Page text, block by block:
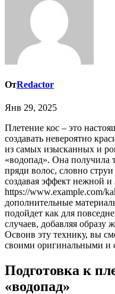
ОтRedactor
Янв 29, 2025
Плетение кос – это настоящее искусство, которое позволяет
создавать невероятно
из самых изысканных и
«водопад». Она получила
пряди волос, словно
создавая эффект нежной
https://www.example.com/
дополнительные
подойдет как для
случаев, добавляя образу
Освоив эту технику, вы
своими оригинальными и
Подготовка к
«водопад»